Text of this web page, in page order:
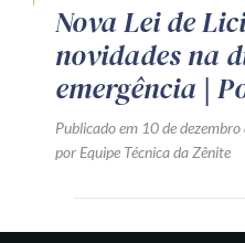
Nova Lei de
novidades na
emergência |
Publicado em 10 de
por Equipe Técnica da Zênite